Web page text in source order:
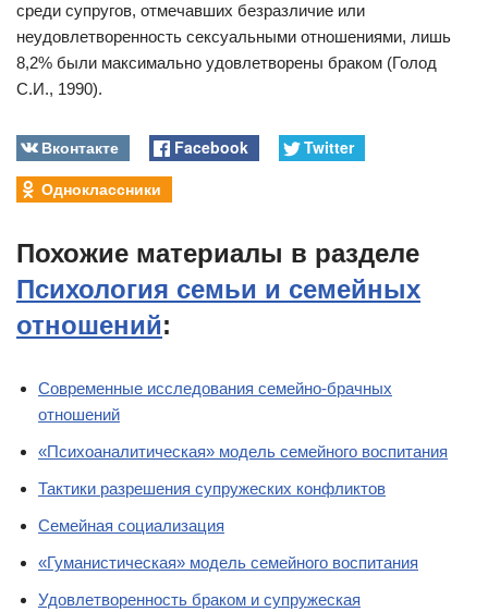
среди супругов, отмечавших безразличие или
неудовлетворенность сексуальными отношениями, лишь
8,2% были максимально удовлетворены браком (Голод
С.И., 1990).
Вконтакте Facebook
Twitter
Одноклассники
Похожие материалы в разделе
Психология семьи и семейных
отношений:
Современные исследования семейно-брачных
отношений
«Психоаналитическая» модель семейного воспитания
Тактики разрешения супружеских конфликтов
Семейная социализация
«Гуманистическая» модель семейного воспитания
Удовлетворенность браком и супружеская